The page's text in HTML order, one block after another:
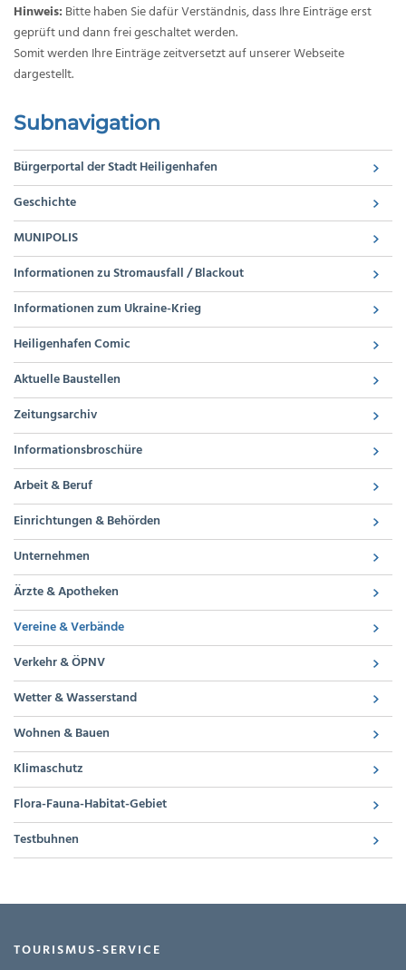
Hinweis: Bitte haben Sie dafür Verständnis, dass Ihre Einträge erst
geprüft und dann frei geschaltet werden.
Somit werden Ihre Einträge zeitversetzt auf unserer Webseite
dargestellt.
Subnavigation
Bürgerportal der Stadt Heiligenhafen
Geschichte
MUNIPOLIS
Informationen zu Stromausfall / Blackout
Informationen zum Ukraine-Krieg
Heiligenhafen Comic
Aktuelle Baustellen
Zeitungsarchiv
Informationsbroschüre
Arbeit & Beruf
Einrichtungen & Behörden
Unternehmen
Ärzte & Apotheken
Vereine & Verbände
Verkehr & ÖPNV
Wetter & Wasserstand
Wohnen & Bauen
Klimaschutz
Flora-Fauna-Habitat-Gebiet
Testbuhnen
TOURISMUS-SERVICE